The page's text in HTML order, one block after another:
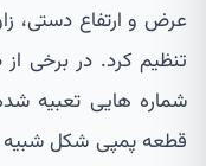
عرض و ارتفاع دستی،
تنظیم کرد. در برخی
شماره هایی تعبیه
قطعه پمپی شکل شبیه